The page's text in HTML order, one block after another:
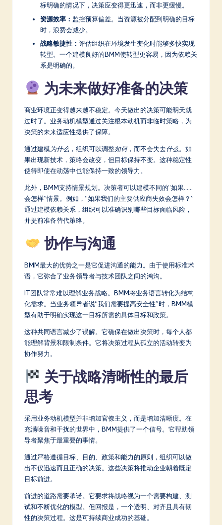
标明确的情况下，决策应变得更迅速，而非更缓慢。
资源效率： 监控预算偏差。当资源被分配到明确的目标
时，浪费会减少。
战略敏捷性： 评估组织在环境发生变化时能够多快实现
转型。一个建模良好的BMM使转型更容易，因为依赖关
系是明确的。
为未来做好准备的决策
商业环境正变得越来越不稳定。今天做出的决策可能明天就
过时了。业务动机模型通过关注根本动机而非临时策略，为
决策的未来适应性提供了保障。
通过建模为什么 ，组织可以调整如何，而不会失去什么。如
果出现新技术，策略会改变，但目标保持不变。这种稳定性
使得即使在动荡中也能保持一致的领导力。
此外，BMM支持情景规划。决策者可以建模不同的“如果……
会怎样”情景。例如，“如果我们的主要供应商失效会怎样？”
通过建模依赖关系，组织可以准确识别哪些目标面临风险，
并提前准备替代策略。
协作与沟通
BMM最大的优势之一是它促进沟通的能力。由于使用标准术
语，它弥合了业务领导者与技术团队之间的鸿沟。
IT团队常常难以理解业务战略。BMM将业务语言转化为结构
化需求。当业务领导者说“我们需要提高安全性”时，BMM模
型有助于明确实现这一目标所需的具体目标和政策。
这种共同语言减少了误解。它确保在做出决策时，每个人都
能理解背景和限制条件。它将决策过程从孤立的活动转变为
协作努力。
关于战略清晰性的最后
思考
采用业务动机模型并非增加官僚主义，而是增加清晰度。在
充满噪音和干扰的世界中，BMM提供了一个信号。它帮助领
导者聚焦于最重要的事情。
通过严格遵循目标、目的、政策和能力的原则，组织可以做
出不仅迅速而且正确的决策。这些决策将推动企业朝着既定
目标前进。
前进的道路需要承诺。它要求将战略视为一个需要构建、测
试和不断优化的模型。但回报是，一个透明、对齐且具有韧
性的决策过程。这是可持续商业成功的基础。